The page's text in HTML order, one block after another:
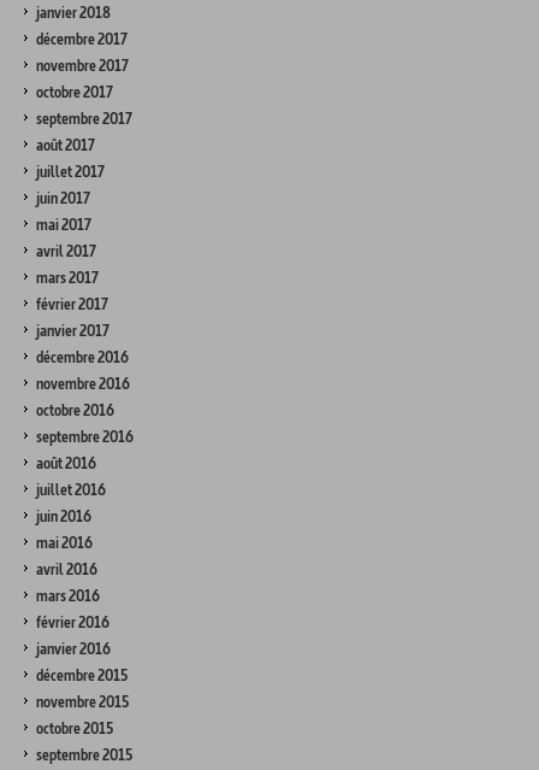
janvier 2018
décembre 2017
novembre 2017
octobre 2017
septembre 2017
août 2017
juillet 2017
juin 2017
mai 2017
avril 2017
mars 2017
février 2017
janvier 2017
décembre 2016
novembre 2016
octobre 2016
septembre 2016
août 2016
juillet 2016
juin 2016
mai 2016
avril 2016
mars 2016
février 2016
janvier 2016
décembre 2015
novembre 2015
octobre 2015
septembre 2015